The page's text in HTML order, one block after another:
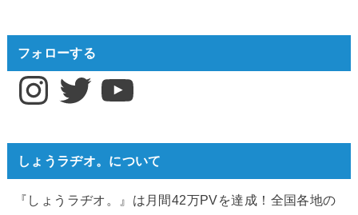
フォローする
InstagramTwitter YouTube
しょうラヂオ。について
『しょうラヂオ。』は月間42万PVを達成！全国各地の